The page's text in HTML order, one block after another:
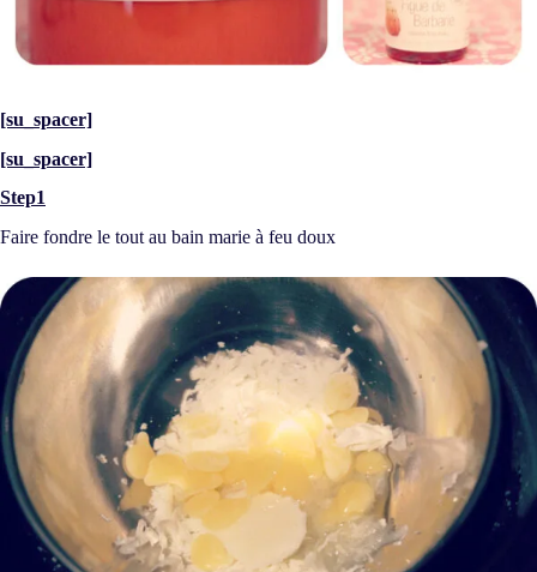
[su_spacer]
[su_spacer]
Step1
Faire fondre le tout au bain marie à feu doux